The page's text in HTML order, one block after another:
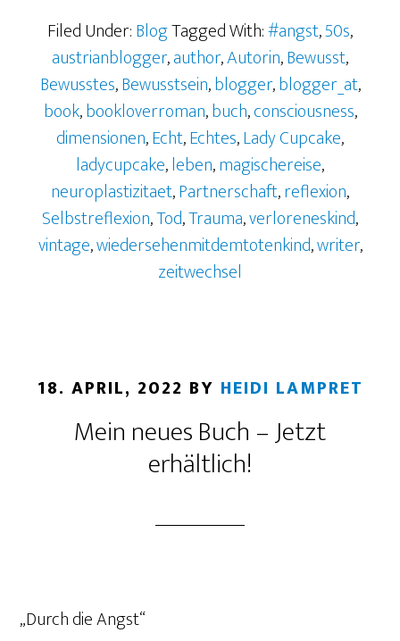
Filed Under:BlogTagged With:#angst,50s,
austrianblogger,author,Autorin,Bewusst,
Bewusstes,Bewusstsein,blogger,blogger_at,
book,bookloverroman,buch,consciousness,
dimensionen,Echt,Echtes,Lady Cupcake,
ladycupcake,leben,magischereise,
neuroplastizitaet,Partnerschaft,reflexion,
Selbstreflexion,Tod,Trauma,verloreneskind,
vintage,wiedersehenmitdemtotenkind,writer,
zeitwechsel
18. APRIL, 2022 BY HEIDI LAMPRET
Mein neues Buch – Jetzt
erhältlich!
„Durch die Angst“